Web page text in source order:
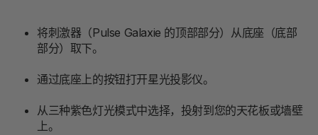
将刺激器（Pulse Galaxie 的顶部部分）从底座（底部
部分）取下。
通过底座上的按钮打开星光投影仪。
从三种紫色灯光模式中选择，投射到您的天花板或墙壁
上。